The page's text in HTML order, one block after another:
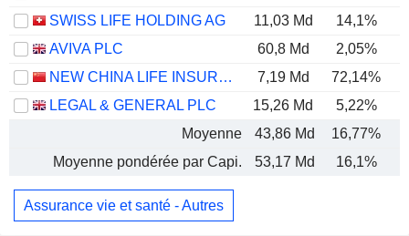
SWISS LIFE HOLDING AG
11,03 Md 14,1%
AVIVA PLC
60,8 Md 2,05%
NEW CHINA LIFE INSURANCE COMPANY LTD.
7,19 Md 72,14%
LEGAL & GENERAL PLC
15,26 Md 5,22%
Moyenne
43,86 Md 16,77%
Moyenne pondérée par Capi.
53,17 Md 16,1%
Assurance vie et santé - Autres